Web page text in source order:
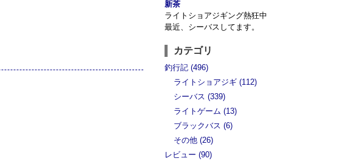
新茶
ライトショアジギング熱狂中
最近、シーバスしてます。
カテゴリ
釣行記 (496)
ライトショアジギ (112)
シーバス (339)
ライトゲーム (13)
ブラックバス (6)
その他 (26)
レビュー (90)